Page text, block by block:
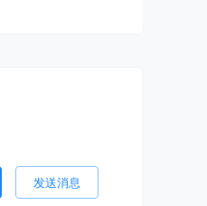
发送消息